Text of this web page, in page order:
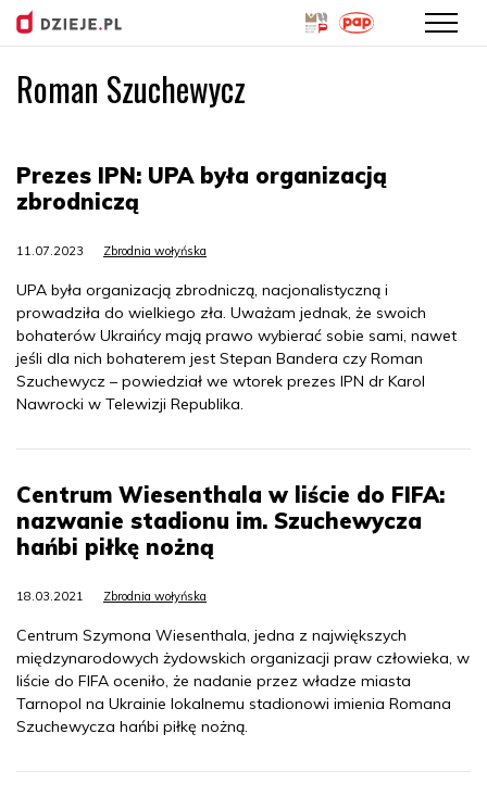
Przejdź
do
Roman Szuchewycz
Prezes IPN: UPA była organizacją
zbrodniczą
11.07.2023 Zbrodnia wołyńska
UPA była organizacją zbrodniczą, nacjonalistyczną i
prowadziła do wielkiego zła. Uważam jednak, że swoich
bohaterów Ukraińcy mają prawo wybierać sobie sami, nawet
jeśli dla nich bohaterem jest Stepan Bandera czy Roman
Szuchewycz – powiedział we wtorek prezes IPN dr Karol
Nawrocki w Telewizji Republika.
Centrum Wiesenthala w liście do FIFA:
nazwanie stadionu im. Szuchewycza
hańbi piłkę nożną
18.03.2021 Zbrodnia wołyńska
Centrum Szymona Wiesenthala, jedna z największych
międzynarodowych żydowskich organizacji praw człowieka, w
liście do FIFA oceniło, że nadanie przez władze miasta
Tarnopol na Ukrainie lokalnemu stadionowi imienia Romana
Szuchewycza hańbi piłkę nożną.